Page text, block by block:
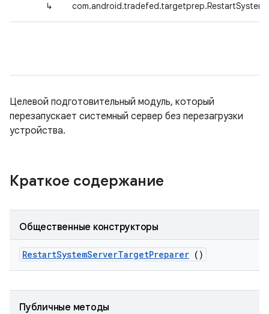
↳
Целевой подготовительный модуль, который
перезапускает системный сервер без перезагрузки
устройства.
Краткое содержание
Общественные конструкторы
RestartSystemServerTargetPreparer ()
Публичные методы